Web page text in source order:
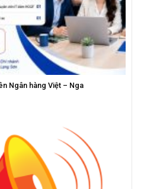
Ngân hàng Việt – Nga